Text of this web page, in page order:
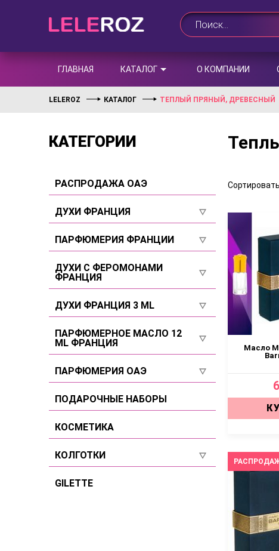
ГЛАВНАЯ КАТАЛОГ О КОМПАНИИ
LELEROZ КАТАЛОГ ТЕПЛЫЙ ПРЯНЫЙ, ДРЕВЕСНЫЙ
КАТЕГОРИИ
РАСПРОДАЖА ОАЭ
ДУХИ ФРАНЦИЯ
Для женщин
Селективы
ПАРФЮМЕРИЯ ФРАНЦИИ
Для женщин
Для мужчин
Селективы
ДУХИ С ФЕРОМОНАМИ
ФРАНЦИЯ
Селективы
Для мужчин
ДУХИ ФРАНЦИЯ 3 ML
Для женщин
Для мужчин
Селективы
ПАРФЮМЕРНОЕ МАСЛО 12
ML ФРАНЦИЯ
Для женщин
Селективы
ПАРФЮМЕРИЯ ОАЭ
Для женщин
ПОДАРОЧНЫЕ НАБОРЫ
КОСМЕТИКА
КОЛГОТКИ
Размер 2
GILETTE
Масло